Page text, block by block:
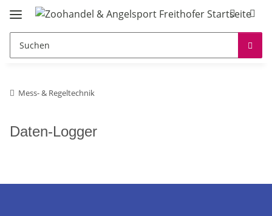
Mess- & Regeltechnik
Daten-Logger